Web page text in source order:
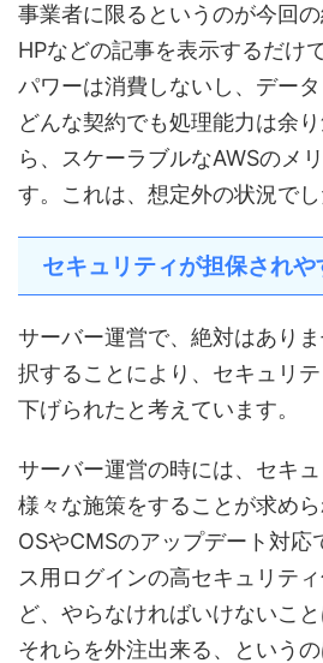
事業者に限るというのが今回
HPなどの記事を表示するだけ
パワーは消費しないし、データ
どんな契約でも処理能力は余
ら、スケーラブルなAWSのメ
す。これは、想定外の状況でし
セキュリティが担保されや
サーバー運営で、絶対はあり
択することにより、セキュリ
下げられたと考えています。
サーバー運営の時には、セキュ
様々な施策をすることが求め
OSやCMSのアップデート対応
ス用ログインの高セキュリテ
ど、やらなければいけないこと
それらを外注出来る、という